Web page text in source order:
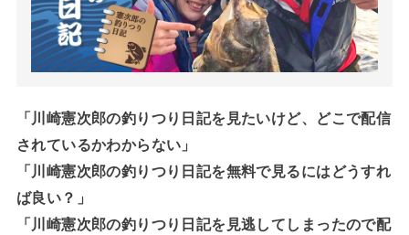
「川崎憲次郎の釣りつり日記を見たいけど、どこで配信
されているかわからない」
「川崎憲次郎の釣りつり日記を無料で見るにはどうすれ
ば良い？」
「川崎憲次郎の釣りつり日記を見逃してしまったので配